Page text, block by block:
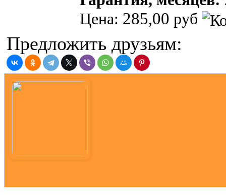
Цена: 285,00 руб
Предложить друзьям: